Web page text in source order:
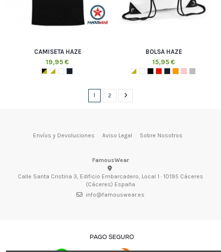
CAMISETA HAZE
19,95 €
BOLSA HAZE
15,95 €
1 2
Envíos y Devoluciones Aviso Legal Sobre Nosotros
FamousWear
Calle Santa Cristina 3, Edificio Embarcadero, Local 1 · 10195 Cáceres
(Cáceres) España
info@famouswear.es